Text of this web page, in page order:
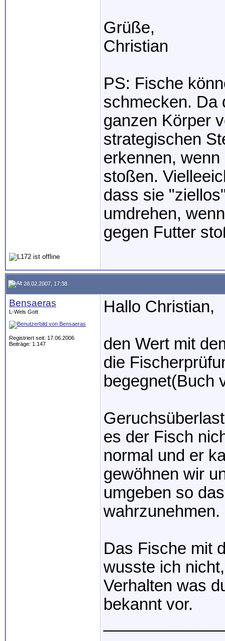
Grüße,
Christian
PS: Fische
schmecken. Da
ganzen Körper
strategischen
erkennen,
stoßen.
dass sie
umdrehen,
gegen Futter
28.02.2007, 17:38
Bensaeras
L-Wels Gott
Registriert seit: 17.06.2006
Beiträge: 1.147
Hallo Christian,
den Wert mit
die
begegnet(Buch
es der Fisch
normal und er
gewöhnen wir
umgeben so
wahrzunehmen.
Das Fische mit
wusste ich
Verhalten was
bekannt vor.